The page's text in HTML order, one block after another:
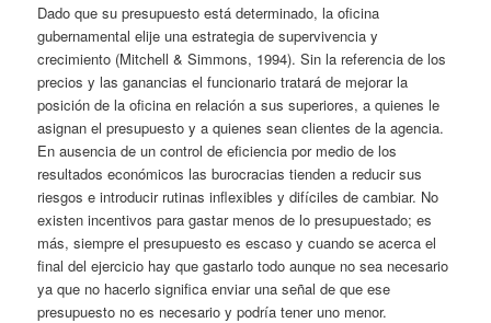
Dado que su presupuesto está determinado, la oficina
gubernamental elije una estrategia de supervivencia y
crecimiento (Mitchell & Simmons, 1994). Sin la referencia de los
precios y las ganancias el funcionario tratará de mejorar la
posición de la oficina en relación a sus superiores, a quienes le
asignan el presupuesto y a quienes sean clientes de la agencia.
En ausencia de un control de eficiencia por medio de los
resultados económicos las burocracias tienden a reducir sus
riesgos e introducir rutinas inflexibles y difíciles de cambiar. No
existen incentivos para gastar menos de lo presupuestado; es
más, siempre el presupuesto es escaso y cuando se acerca el
final del ejercicio hay que gastarlo todo aunque no sea necesario
ya que no hacerlo significa enviar una señal de que ese
presupuesto no es necesario y podría tener uno menor.